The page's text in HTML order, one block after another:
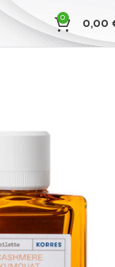
0
0,00